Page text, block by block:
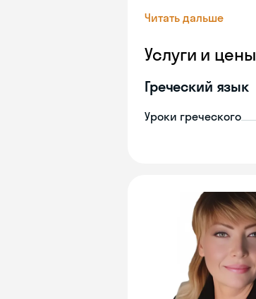
Читать дальше
Услуги и цены
Греческий язык
Уроки греческого